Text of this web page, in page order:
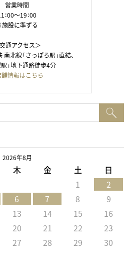
営業時間
：00～19：00
設に準ずる
通アクセス＞
北線「さっぽろ駅」直結、
駅」地下通路徒歩4分
舗情報はこちら
2026年8月
木 金 土 日
1
2
6 7 8
9
13 14 15
16
20 21 22
23
27 28 29
30